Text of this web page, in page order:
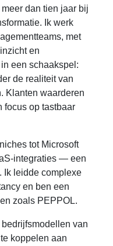
dan tien jaar bij
Ik werk
met
en
een schaakspel:
de realiteit van
Klanten waarderen
focus op tastbaar
tot Microsoft
integraties — een
Ik leidde complexe
en ben een
zoals PEPPOL.
bedrijfsmodellen van
koppelen aan